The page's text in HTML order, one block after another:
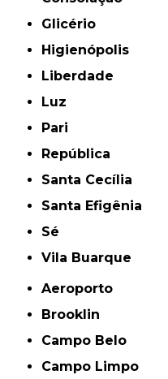
Glicério
Higienópolis
Liberdade
Luz
Pari
República
Santa Cecília
Santa Efigênia
Sé
Vila Buarque
Aeroporto
Brooklin
Campo Belo
Campo Limpo